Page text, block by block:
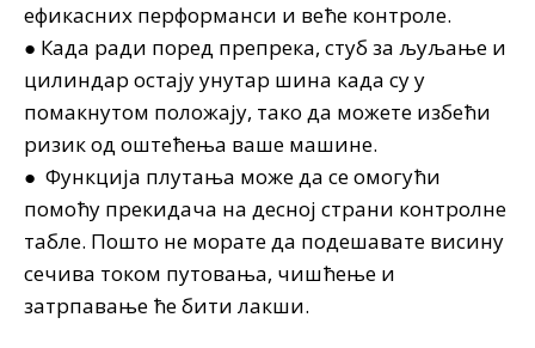
ефикасних перформанси и веће контроле.
● Када ради поред препрека, стуб за љуљање и
цилиндар остају унутар шина када су у
помакнутом положају, тако да можете избећи
ризик од оштећења ваше машине.
● Функција плутања може да се омогући
помоћу прекидача на десној страни контролне
табле. Пошто не морате да подешавате висину
сечива током путовања, чишћење и
затрпавање ће бити лакши.